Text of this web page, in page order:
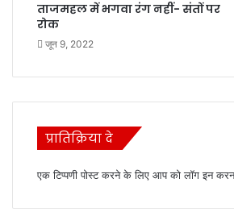
ताजमहल में भगवा रंग नहीं- संतों पर
रोक
जून 9, 2022
प्रातिक्रिया दे
एक टिप्पणी पोस्ट करने के लिए आप कोलॉग इन